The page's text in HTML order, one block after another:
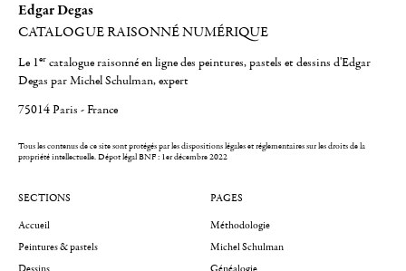
Edgar Degas
CATALOGUE RAISONNÉ NUMÉRIQUE
Le 1er catalogue raisonné en ligne des peintures, pastels et dessins d'Edgar
Degas par Michel Schulman, expert
75014 Paris - France
Tous les contenus de ce site sont protégés par les dispositions légales et réglementaires sur les droits de la
propriété intellectuelle.Dépot légal BNF : 1er décembre 2022
SECTIONS
Accueil
Peintures & pastels
PAGES
Méthodologie
Michel Schulman